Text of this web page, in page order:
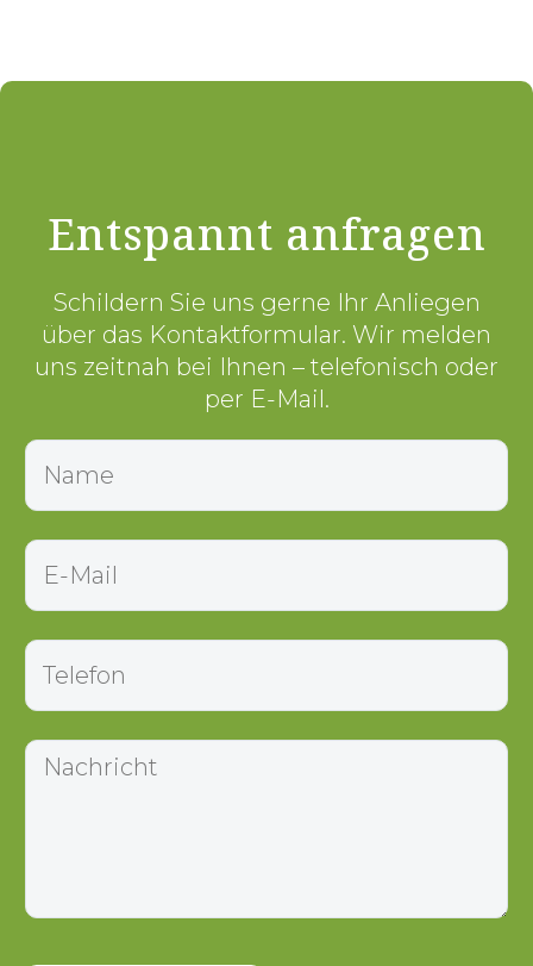
Entspannt anfragen
Schildern Sie uns gerne Ihr Anliegen
über das Kontaktformular. Wir melden
uns zeitnah bei Ihnen – telefonisch oder
per E-Mail.